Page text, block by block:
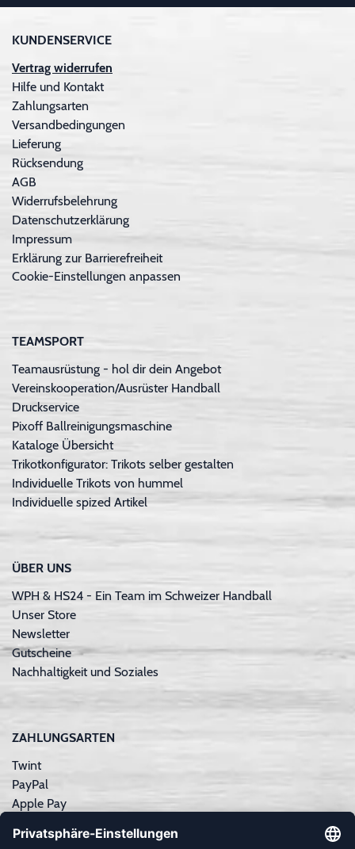
KUNDENSERVICE
Vertrag widerrufen
Hilfe und Kontakt
Zahlungsarten
Versandbedingungen
Lieferung
Rücksendung
AGB
Widerrufsbelehrung
Datenschutzerklärung
Impressum
Erklärung zur Barrierefreiheit
Cookie-Einstellungen anpassen
TEAMSPORT
Teamausrüstung - hol dir dein Angebot
Vereinskooperation/Ausrüster Handball
Druckservice
Pixoff Ballreinigungsmaschine
Kataloge Übersicht
Trikotkonfigurator: Trikots selber gestalten
Individuelle Trikots von hummel
Individuelle spized Artikel
ÜBER UNS
WPH & HS24 - Ein Team im Schweizer Handball
Unser Store
Newsletter
Gutscheine
Nachhaltigkeit und Soziales
ZAHLUNGSARTEN
Twint
PayPal
Apple Pay
Kreditkarte